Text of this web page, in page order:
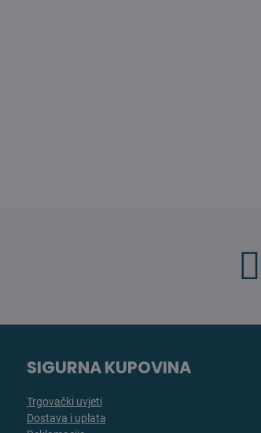
SIGURNA KUPOVINA
Trgovački uvjeti
Dostava i uplata